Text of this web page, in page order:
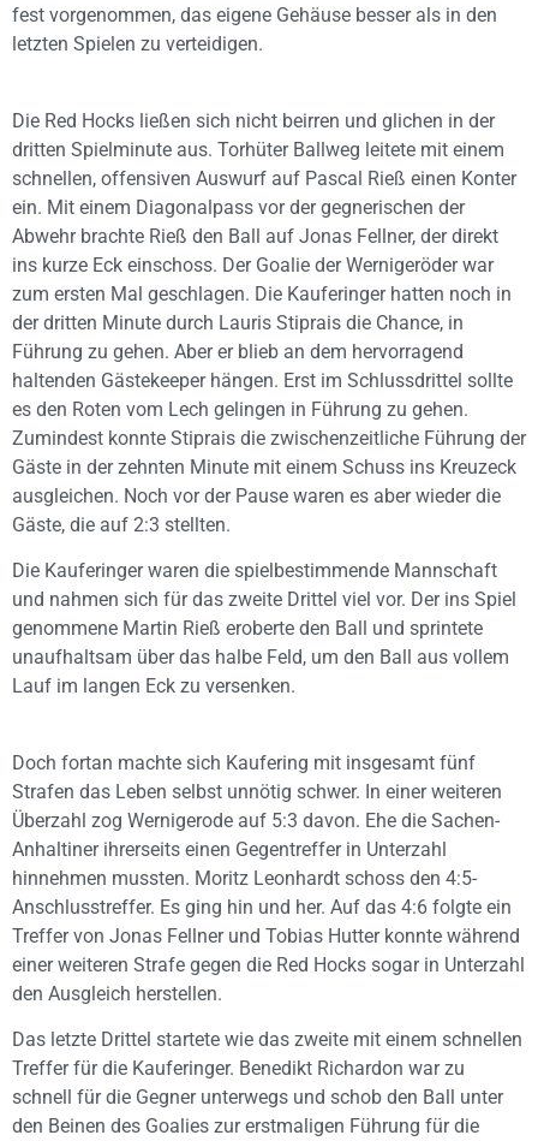
fest vorgenommen, das eigene Gehäuse besser als in den
letzten Spielen zu verteidigen.
Die Red Hocks ließen sich nicht beirren und glichen in der
dritten Spielminute aus. Torhüter Ballweg leitete mit einem
schnellen, offensiven Auswurf auf Pascal Rieß einen Konter
ein. Mit einem Diagonalpass vor der gegnerischen der
Abwehr brachte Rieß den Ball auf Jonas Fellner, der direkt
ins kurze Eck einschoss. Der Goalie der Wernigeröder war
zum ersten Mal geschlagen. Die Kauferinger hatten noch in
der dritten Minute durch Lauris Stiprais die Chance, in
Führung zu gehen. Aber er blieb an dem hervorragend
haltenden Gästekeeper hängen. Erst im Schlussdrittel sollte
es den Roten vom Lech gelingen in Führung zu gehen.
Zumindest konnte Stiprais die zwischenzeitliche Führung der
Gäste in der zehnten Minute mit einem Schuss ins Kreuzeck
ausgleichen. Noch vor der Pause waren es aber wieder die
Gäste, die auf 2:3 stellten.
Die Kauferinger waren die spielbestimmende Mannschaft
und nahmen sich für das zweite Drittel viel vor. Der ins Spiel
genommene Martin Rieß eroberte den Ball und sprintete
unaufhaltsam über das halbe Feld, um den Ball aus vollem
Lauf im langen Eck zu versenken.
Doch fortan machte sich Kaufering mit insgesamt fünf
Strafen das Leben selbst unnötig schwer. In einer weiteren
Überzahl zog Wernigerode auf 5:3 davon. Ehe die Sachen-
Anhaltiner ihrerseits einen Gegentreffer in Unterzahl
hinnehmen mussten. Moritz Leonhardt schoss den 4:5-
Anschlusstreffer. Es ging hin und her. Auf das 4:6 folgte ein
Treffer von Jonas Fellner und Tobias Hutter konnte während
einer weiteren Strafe gegen die Red Hocks sogar in Unterzahl
den Ausgleich herstellen.
Das letzte Drittel startete wie das zweite mit einem schnellen
Treffer für die Kauferinger. Benedikt Richardon war zu
schnell für die Gegner unterwegs und schob den Ball unter
den Beinen des Goalies zur erstmaligen Führung für die